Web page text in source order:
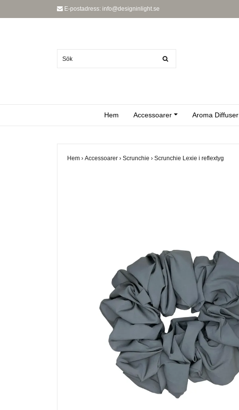
E-postadress: info@designinlight.se
Hem Accessoarer Aroma Diffuser
Hem › Accessoarer › Scrunchie › Scrunchie Lexie i reflextyg